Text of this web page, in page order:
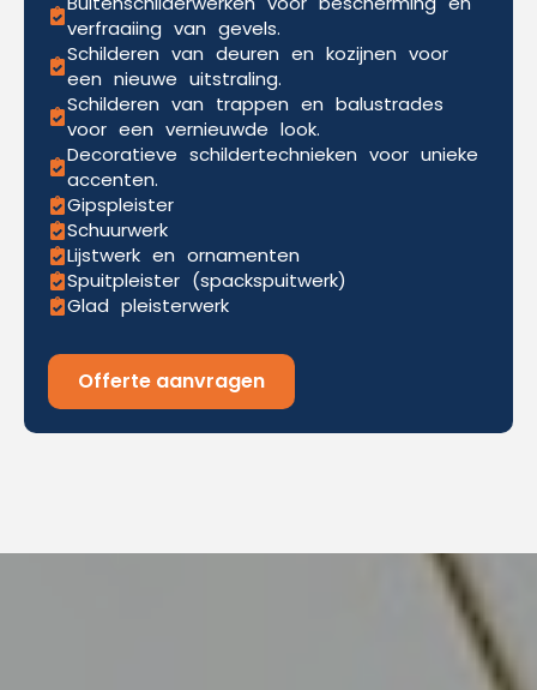
verfraaiing van gevels.
Schilderen van deuren en kozijnen voor
een nieuwe uitstraling.
Schilderen van trappen en balustrades
voor een vernieuwde look.
Decoratieve schildertechnieken voor unieke
accenten.
Gipspleister
Schuurwerk
Lijstwerk en ornamenten
Spuitpleister (spackspuitwerk)
Glad pleisterwerk
Offerte aanvragen